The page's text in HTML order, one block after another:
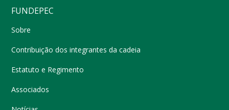
FUNDEPEC
Sobre
Contribuição dos integrantes da cadeia
Estatuto e Regimento
Associados